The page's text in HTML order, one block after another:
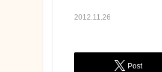
2012.11.26
Post